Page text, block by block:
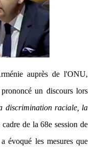
auprès de l'ONU,
un discours lors
discrimination raciale, la
de la 68e session de
évoqué les mesures que